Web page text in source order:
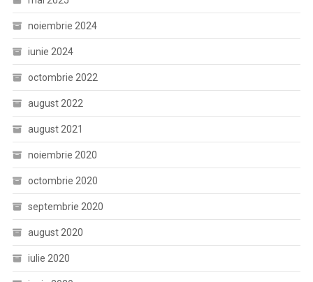
noiembrie 2024
iunie 2024
octombrie 2022
august 2022
august 2021
noiembrie 2020
octombrie 2020
septembrie 2020
august 2020
iulie 2020